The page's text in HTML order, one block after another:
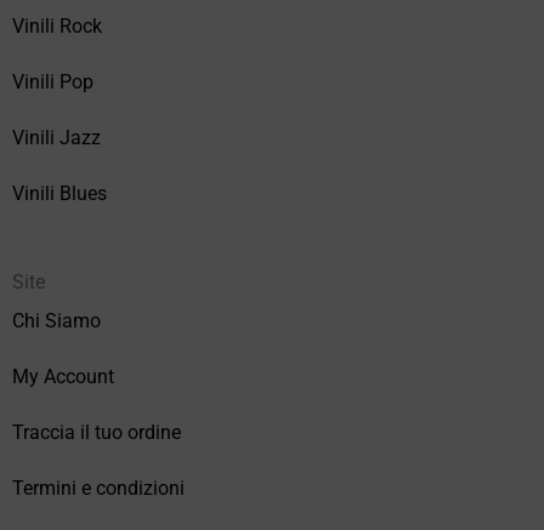
Vinili Rock
Vinili Pop
Vinili Jazz
Vinili Blues
Site
Chi Siamo
My Account
Traccia il tuo ordine
Termini e condizioni